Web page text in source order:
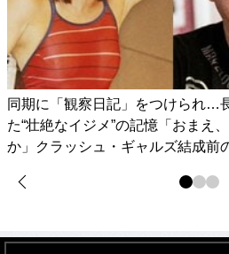
同期に「観察日記」をつけられ…
た“壮絶なイジメ”の記憶「おまえ
か」クラッシュ・ギャルズ結成前